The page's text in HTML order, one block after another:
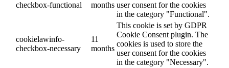
checkbox-functional
months user consent for the cookies
in the category "Functional".
cookielawinfo-
checkbox-necessary
11
months
This cookie is set by GDPR
Cookie Consent plugin. The
cookies is used to store the
user consent for the cookies
in the category "Necessary".